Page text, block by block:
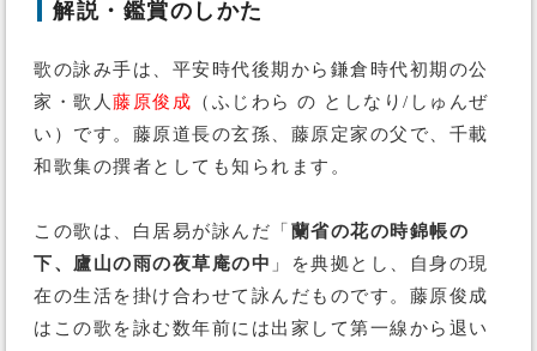
解説・鑑賞のしかた
歌の詠み手は、平安時代後期から鎌倉時代初期の公
家・歌人 藤原俊成 （ふじわら の としなり/しゅんぜ
い）です。藤原道長の玄孫、藤原定家の父で、千載
和歌集の撰者としても知られます。
この歌は、白居易が詠んだ「 蘭省の花の時錦帳の
下、廬山の雨の夜草庵の中 」を典拠とし、自身の現
在の生活を掛け合わせて詠んだものです。藤原俊成
はこの歌を詠む数年前には出家して第一線から退い